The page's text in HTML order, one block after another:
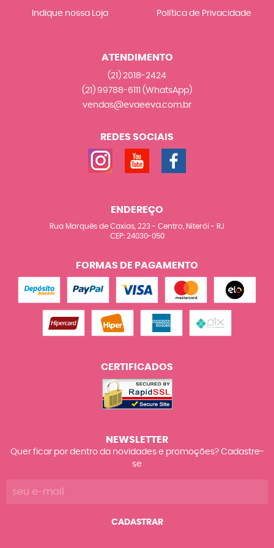
Indique nossa Loja Política de Privacidade
ATENDIMENTO
(21) 2018-2424
(21) 99788-6111 (WhatsApp)
vendas@evaeeva.com.br
REDES SOCIAIS
ENDEREÇO
Rua Marquês de Caxias, 223- Centro, Niterói - RJ
CEP: 24030-050
FORMAS DE PAGAMENTO
CERTIFICADOS
NEWSLETTER
Quer ficar por dentro da novidades e promoções? Cadastre-
se
CADASTRAR